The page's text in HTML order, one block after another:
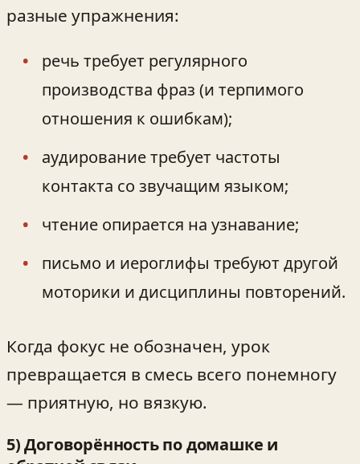
разные упражнения:
речь требует регулярного
производства фраз (и терпимого
отношения к ошибкам);
аудирование требует частоты
контакта со звучащим языком;
чтение опирается на узнавание;
письмо и иероглифы требуют другой
моторики и дисциплины повторений.
Когда фокус не обозначен, урок
превращается в смесь всего понемногу
— приятную, но вязкую.
5) Договорённость по домашке и